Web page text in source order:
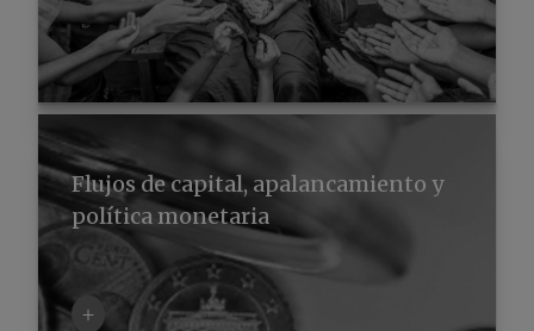
Flujos de capital, apalancamiento y
política monetaria
+